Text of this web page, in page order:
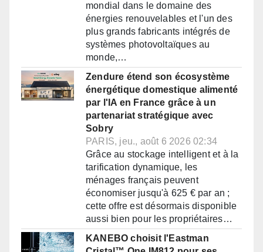
mondial dans le domaine des
énergies renouvelables et l'un des
plus grands fabricants intégrés de
systèmes photovoltaïques au
monde,…
Zendure étend son écosystème
énergétique domestique alimenté
par l'IA en France grâce à un
partenariat stratégique avec
Sobry
PARIS, jeu., août 6 2026 02:34
Grâce au stockage intelligent et à la
tarification dynamique, les
ménages français peuvent
économiser jusqu'à 625 € par an ;
cette offre est désormais disponible
aussi bien pour les propriétaires…
KANEBO choisit l'Eastman